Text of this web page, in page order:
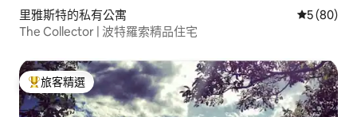
里雅斯特的私有公寓 從 80 則評
5 (80)
The Collector | 波特羅索精品住宅
旅客精選榜首
旅客精選